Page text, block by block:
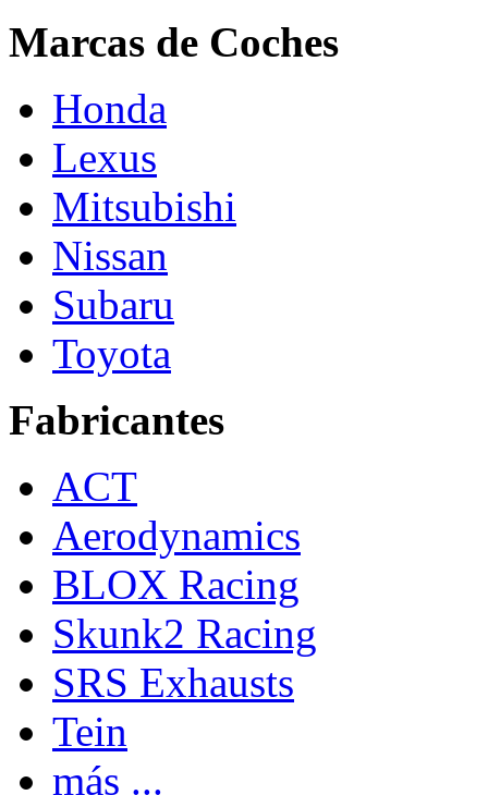
Marcas de Coches
Honda
Lexus
Mitsubishi
Nissan
Subaru
Toyota
Fabricantes
ACT
Aerodynamics
BLOX Racing
Skunk2 Racing
SRS Exhausts
Tein
más ...